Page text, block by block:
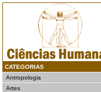
CATEGORIAS
Antropologia
Artes